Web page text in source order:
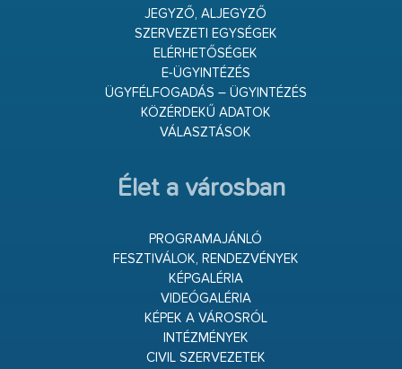
JEGYZŐ, ALJEGYZŐ
SZERVEZETI EGYSÉGEK
ELÉRHETŐSÉGEK
E-ÜGYINTÉZÉS
ÜGYFÉLFOGADÁS – ÜGYINTÉZÉS
KÖZÉRDEKŰ ADATOK
VÁLASZTÁSOK
Élet a városban
PROGRAMAJÁNLÓ
FESZTIVÁLOK, RENDEZVÉNYEK
KÉPGALÉRIA
VIDEÓGALÉRIA
KÉPEK A VÁROSRÓL
INTÉZMÉNYEK
CIVIL SZERVEZETEK